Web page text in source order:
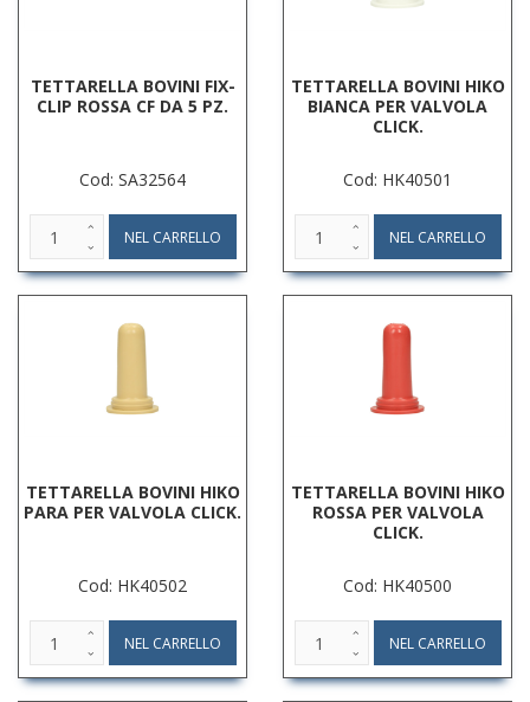
TETTARELLA BOVINI FIX-
CLIP ROSSA CF DA 5 PZ.
Cod: SA32564
TETTARELLA BOVINI HIKO
BIANCA PER VALVOLA
CLICK.
Cod: HK40501
TETTARELLA BOVINI HIKO
PARA PER VALVOLA CLICK.
Cod: HK40502
TETTARELLA BOVINI HIKO
ROSSA PER VALVOLA
CLICK.
Cod: HK40500